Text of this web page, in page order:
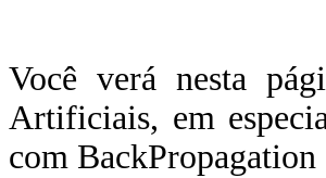
Você verá nesta
Artificiais, em
com BackPropagation